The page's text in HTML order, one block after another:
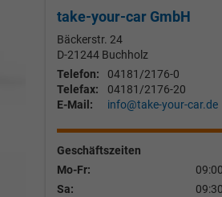
take-your-car GmbH
Bäckerstr. 24
D-21244 Buchholz
Telefon:
04181/2176-0
Telefax:
04181/2176-20
E-Mail:
info@take-your-car.de
Geschäftszeiten
Mo-Fr:
Sa: